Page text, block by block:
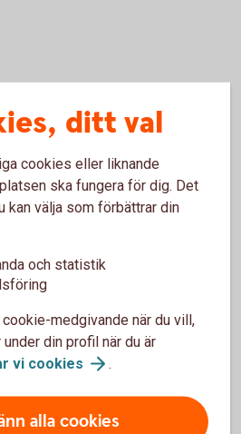
eller på konsert vid
oförglömlig upplevelse - som
på Carola i slottsparken!
produkter, chokladen,
Brännvin. P.s sover du kvar i
Rånäs spöke…, säger
ditt val
cookies eller liknande
ska fungera för dig. Det
kan välja som förbättrar din
och statistik
medgivande när du vill,
din profil när du är
vi cookies .
alla cookies